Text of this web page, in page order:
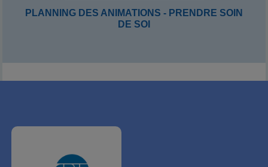
PLANNING DES ANIMATIONS - PRENDRE SOIN
DE SOI